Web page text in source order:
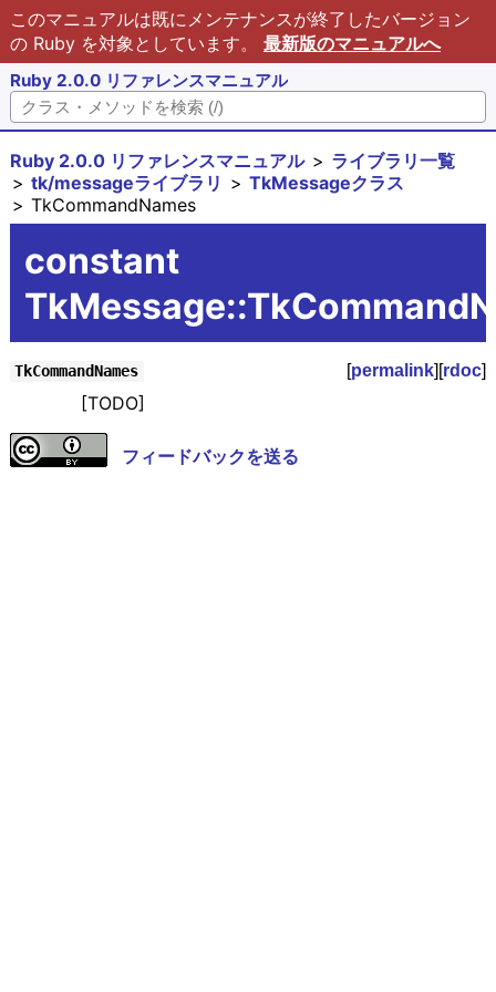
このマニュアルは既にメンテナンスが終了したバージョン
の Ruby を対象としています。 最新版のマニュアルへ
Ruby 2.0.0 リファレンスマニュアル
Ruby 2.0.0 リファレンスマニュアル
ライブラリ一覧
tk/messageライブラリ
TkMessageクラス
TkCommandNames
constant
TkCommandNames [permalink][rdoc]
[TODO]
フィードバックを送る